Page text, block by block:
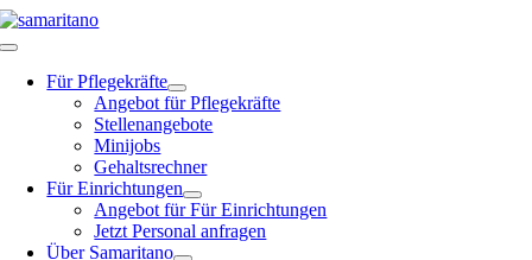
Zum
Inhalt
Toggle
NavigationFür Pflegekräfte
Angebot für Pflegekräfte
Stellenangebote
Minijobs
Gehaltsrechner
Für Einrichtungen
Angebot für Für Einrichtungen
Jetzt Personal anfragen
Über Samaritano